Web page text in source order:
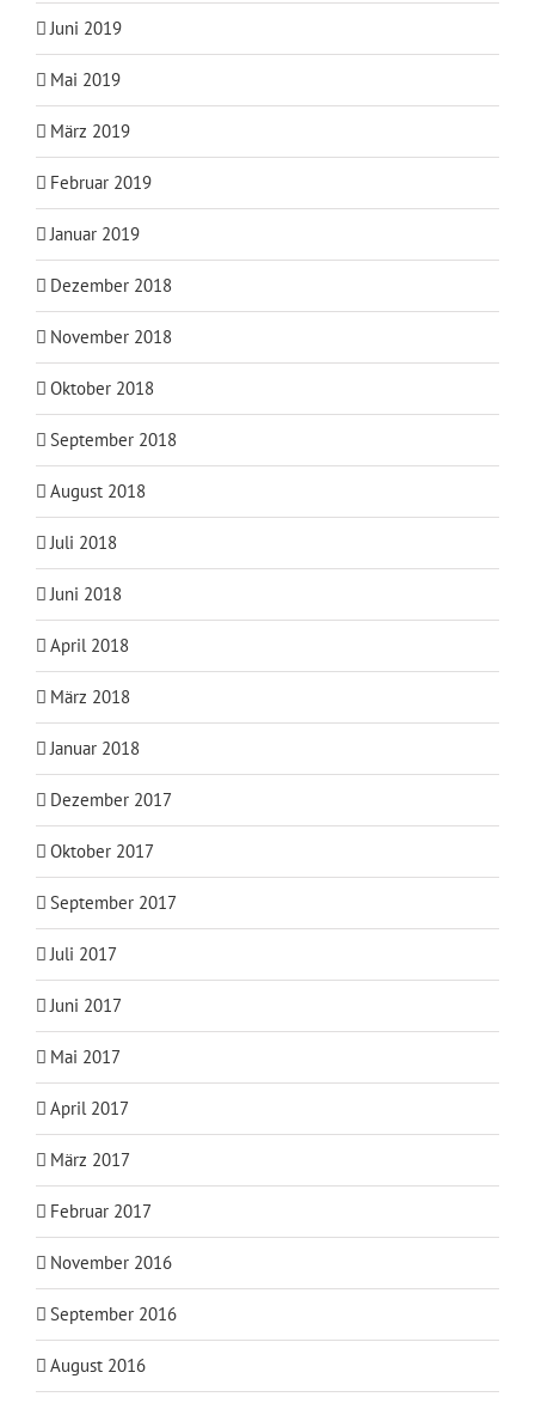
Juni 2019
Mai 2019
März 2019
Februar 2019
Januar 2019
Dezember 2018
November 2018
Oktober 2018
September 2018
August 2018
Juli 2018
Juni 2018
April 2018
März 2018
Januar 2018
Dezember 2017
Oktober 2017
September 2017
Juli 2017
Juni 2017
Mai 2017
April 2017
März 2017
Februar 2017
November 2016
September 2016
August 2016